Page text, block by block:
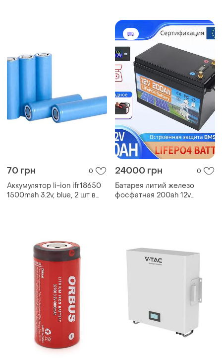
70 грн 0
Аккумулятор li-ion ifr18650
1500mah 3.2v, blue, 2 шт в
24000 грн 0
Батарея литий железо
фосфатная 200ah 12v